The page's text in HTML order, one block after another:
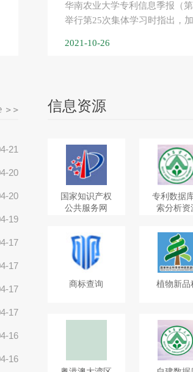
华南农业大学专利信息季报（
举行第25次集体学习时指出，
2021-10-26
21
20
20
19
17
17
17
17
16
16
信息资源
国家知识产权
公共服务网
专利数据
索分析资
商标查询 植物新品